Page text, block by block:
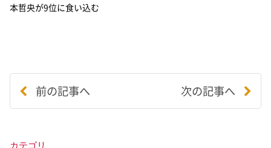
本哲央が9位に食い込む
前の記事へ 次の記事へ
カテゴリ